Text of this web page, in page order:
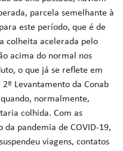
parcela semelhante à
este período, que é de
colheita acelerada pelo
acima do normal nos
o que já se reflete em
2º Levantamento da Conab
normalmente,
colhida. Com as
pandemia de COVID-19,
viagens, contatos